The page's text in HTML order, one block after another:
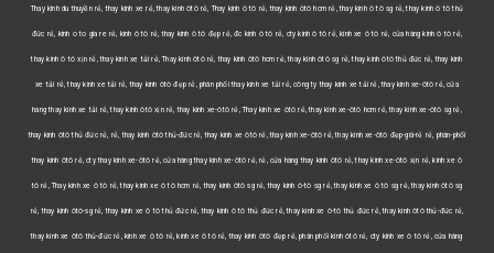
Thay kinh du thuyền rẻ, thay kính xe rẻ, thay kính ôtô rẻ, Thay kinh ô tô rẻ, thay kính ôtô hcm rẻ, thay kính ô tô sg rẻ, thay kính ô tô thủ
đức rẻ, kinh o to gia re rẻ, kính ô tô rẻ, thay kính ô tô đẹp rẻ, đc kính ô tô rẻ, cty kính ô tô rẻ, kính xe ô tô rẻ, cửa hàng kính ô tô rẻ,
thay kính ô tô xịn rẻ, thay kính xe tải rẻ, Thay kinh ôtô rẻ, thay kính ôtô hcm rẻ, thay kính ôtô sg rẻ, thay kính ôtô thủ đức rẻ, thay kính
xe tải rẻ, thay kính xe tải rẻ, thay kính ôtô đẹp rẻ, phân phối thay kính xe tải rẻ, công ty thay kính xe tải rẻ, thay kính xe-ôtô rẻ, cửa
hàng thay kính xe tải rẻ, thay kính ôtô xịn rẻ, thay kính xe-ôtô rẻ, Thay kinh xe ôtô rẻ, thay kính xe-ôtô hcm rẻ, thay kính xe-ôtô sg rẻ,
thay kính ôtô thủ đức rẻ, rẻ, thay kính ôtô thủ-đức rẻ, thay kính xe ôtô rẻ, thay kính xe-ôtô rẻ, thay kính xe-ôtô đẹp-giá-rẻ rẻ, phân-phối
thay kính ôtô rẻ, cty thay kính xe-ôtô rẻ, cửa hàng thay kính xe-ôtô rẻ, rẻ, cửa hàng thay kính ôtô rẻ, thay kính xe-ôtô xịn rẻ, kính xe ô
tô rẻ, Thay kinh xe ô tô rẻ, thay kính xe ô tô hcm rẻ, thay kính ôtô sg rẻ, thay kính ô-tô sg rẻ, thay kính xe ô tô sg rẻ, thay kính ôtô sg
rẻ, thay kính ôtô-sg rẻ, thay kính xe ô tô thủ đức rẻ, thay kính ô tô thủ đức rẻ, thay kính xe ô-tô thủ đức rẻ, thay kính ôtô thủ-đức rẻ,
thay kính xe ôtô thủ-đức rẻ, kính xe ô tô rẻ, kính xe ô tô rẻ, thay kính ôtô đẹp rẻ, phân phối kính ôtô rẻ, cty kính xe ô tô rẻ, cửa hàng